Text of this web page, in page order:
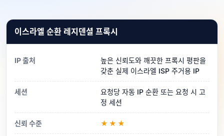
이스라엘 순환 레지덴셜 프록시
IP 출처
높은 신뢰도와 깨끗한 프록시 평판을
갖춘 실제 이스라엘 ISP 주거용 IP
세션
요청당 자동 IP 순환 또는 요청 시 고
정 세션
신뢰 수준 ★★★